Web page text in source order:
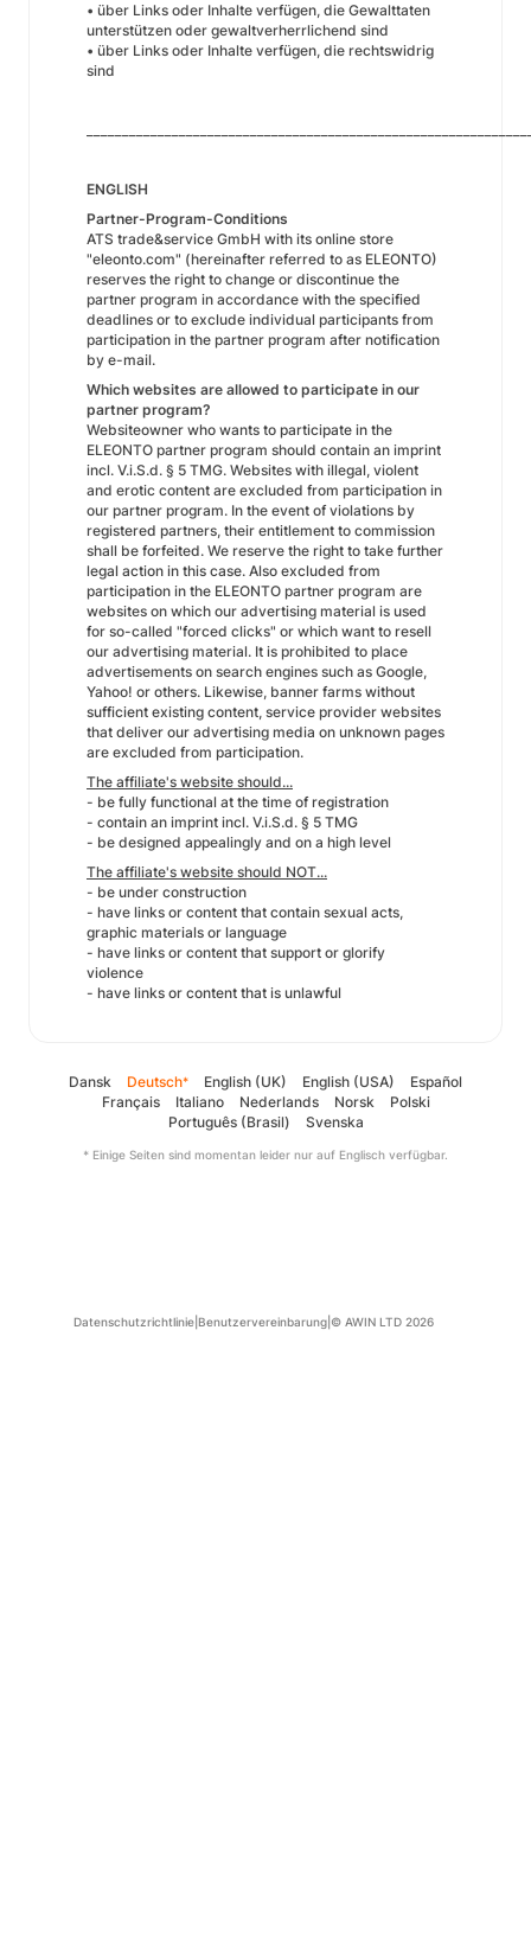
• über Links oder Inhalte verfügen, die Gewalttaten
unterstützen oder gewaltverherrlichend sind
• über Links oder Inhalte verfügen, die rechtswidrig
sind
ENGLISH
Partner-Program-Conditions
ATS trade&service GmbH with its online store
"eleonto.com" (hereinafter referred to as ELEONTO)
reserves the right to change or discontinue the
partner program in accordance with the specified
deadlines or to exclude individual participants from
participation in the partner program after notification
by e-mail.
Which websites are allowed to participate in our
partner program?
Websiteowner who wants to participate in the
ELEONTO partner program should contain an imprint
incl. V.i.S.d. § 5 TMG. Websites with illegal, violent
and erotic content are excluded from participation in
our partner program. In the event of violations by
registered partners, their entitlement to commission
shall be forfeited. We reserve the right to take further
legal action in this case. Also excluded from
participation in the ELEONTO partner program are
websites on which our advertising material is used
for so-called "forced clicks" or which want to resell
our advertising material. It is prohibited to place
advertisements on search engines such as Google,
Yahoo! or others. Likewise, banner farms without
sufficient existing content, service provider websites
that deliver our advertising media on unknown pages
are excluded from participation.
The affiliate's website should...
- be fully functional at the time of registration
- contain an imprint incl. V.i.S.d. § 5 TMG
- be designed appealingly and on a high level
The affiliate's website should NOT...
- be under construction
- have links or content that contain sexual acts,
graphic materials or language
- have links or content that support or glorify
violence
- have links or content that is unlawful
Dansk Deutsch* English (UK) English (USA)
Español
Français
Italiano Nederlands Norsk
Polski
Português (Brasil)
Svenska
* Einige Seiten sind momentan leider nur auf Englisch verfügbar.
Datenschutzrichtlinie Benutzervereinbarung © AWIN LTD 2026